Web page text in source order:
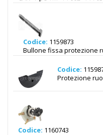
Codice: 1159873
Bullone fissa protezione
Codice:
Protezione
Codice: 1160743